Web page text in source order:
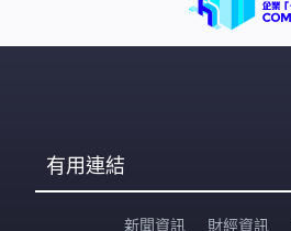
有用連結
新聞資訊 財經資訊